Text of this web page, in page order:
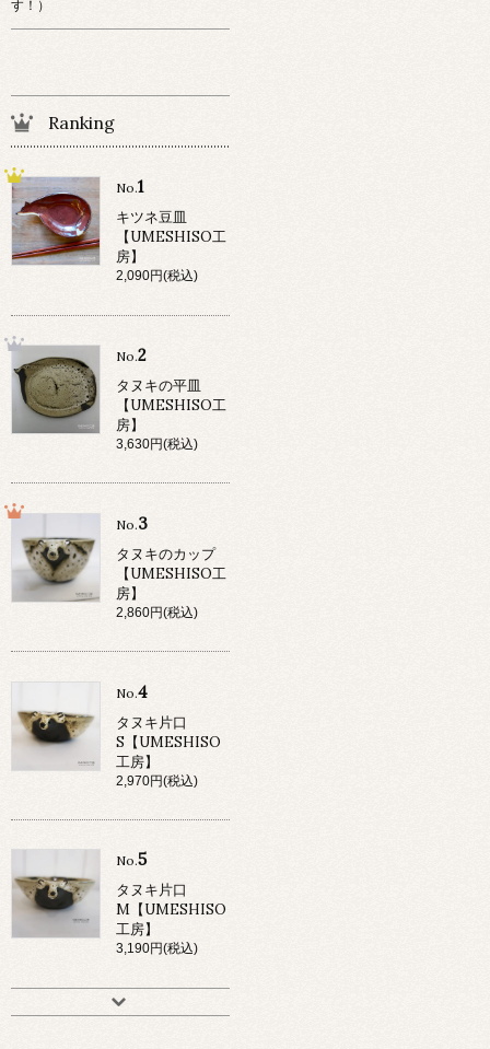
す！）
Ranking
No.1
キツネ豆皿
【UMESHISO工
房】
2,090円(税込)
No.2
タヌキの平皿
【UMESHISO工
房】
3,630円(税込)
No.3
タヌキのカップ
【UMESHISO工
房】
2,860円(税込)
No.4
タヌキ片口
S【UMESHISO
工房】
2,970円(税込)
No.5
タヌキ片口
M【UMESHISO
工房】
3,190円(税込)